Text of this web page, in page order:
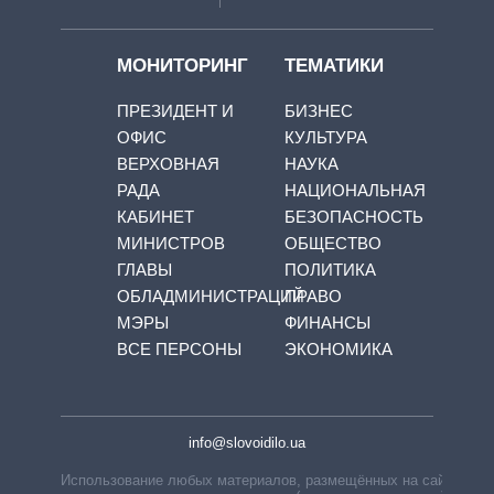
МОНИТОРИНГ
ПРЕЗИДЕНТ И
ОФИС
ВЕРХОВНАЯ
РАДА
КАБИНЕТ
МИНИСТРОВ
ГЛАВЫ
ОБЛАДМИНИСТРАЦИЙ
МЭРЫ
ВСЕ ПЕРСОНЫ
ТЕМАТИКИ
БИЗНЕС
КУЛЬТУРА
НАУКА
НАЦИОНАЛЬНАЯ
БЕЗОПАСНОСТЬ
ОБЩЕСТВО
ПОЛИТИКА
ПРАВО
ФИНАНСЫ
ЭКОНОМИКА
info@slovoidilo.ua
Использование любых материалов, размещённых на сайте,